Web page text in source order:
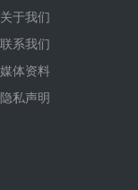
关于我们
联系我们
媒体资料
隐私声明